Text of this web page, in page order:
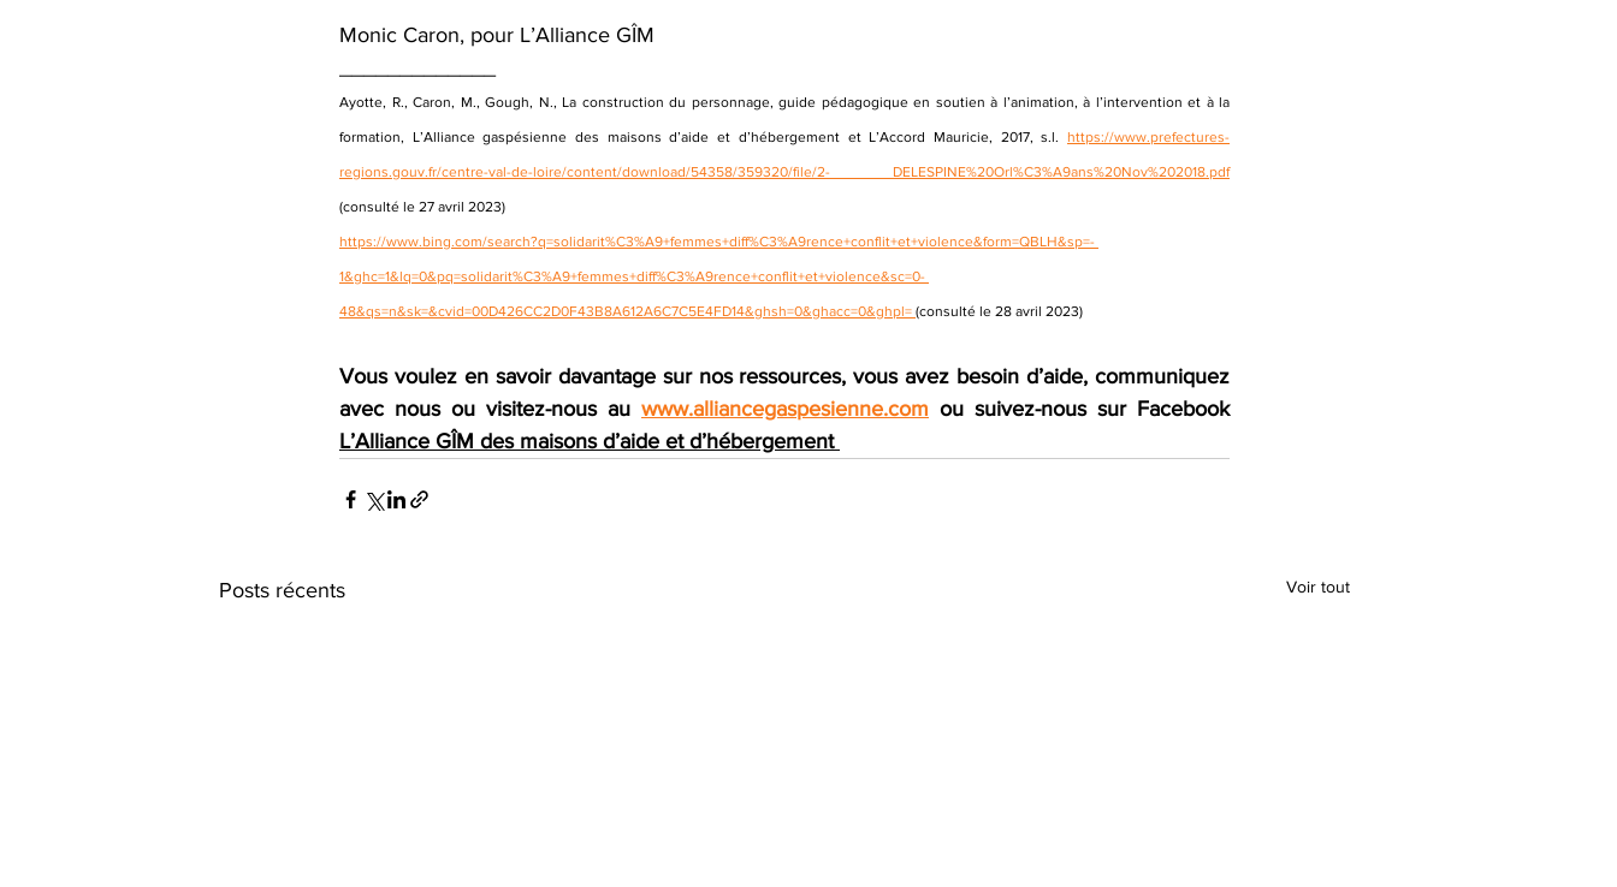
Monic Caron, pour L’Alliance GÎM
Ayotte, R., Caron, M., Gough, N., La construction du personnage, guide pédagogique en soutien à l’animation, à l’intervention et à la
formation, L’Alliance gaspésienne des maisons d’aide et d’hébergement et L’Accord Mauricie, 2017, s.l. https://www.prefectures-
regions.gouv.fr/centre-val-de-loire/content/download/54358/359320/file/2- DELESPINE%20Orl%C3%A9ans%20Nov%202018.pdf
(consulté le 27 avril 2023)
https://www.bing.com/search?q=solidarit%C3%A9+femmes+diff%C3%A9rence+conflit+et+violence&form=QBLH&sp=-
1&ghc=1&lq=0&pq=solidarit%C3%A9+femmes+diff%C3%A9rence+conflit+et+violence&sc=0-
48&qs=n&sk=&cvid=00D426CC2D0F43B8A612A6C7C5E4FD14&ghsh=0&ghacc=0&ghpl= (consulté le 28 avril 2023)
Vous voulez en savoir davantage sur nos ressources, vous avez besoin d’aide, communiquez
avec nous ou visitez-nous au www.alliancegaspesienne.com
ou suivez-nous sur Facebook
L’Alliance GÎM des maisons d’aide et d’hébergement
Posts récents Voir tout